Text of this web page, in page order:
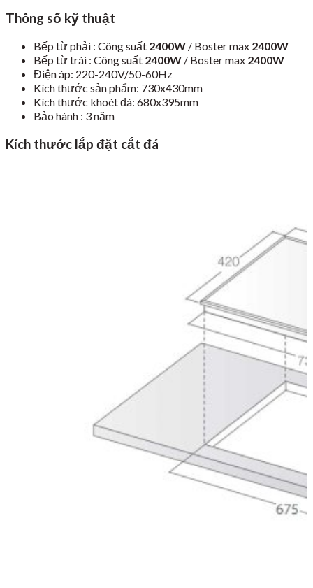
Thông số kỹ thuật
Bếp từ phải : Công suất 2400W / Boster max 2400W
Bếp từ trái : Công suất 2400W / Boster max 2400W
Điện áp: 220-240V/50-60Hz
Kích thước sản phẩm: 730x430mm
Kích thước khoét đá: 680x395mm
Bảo hành : 3 năm
Kích thước lắp đặt cắt đá